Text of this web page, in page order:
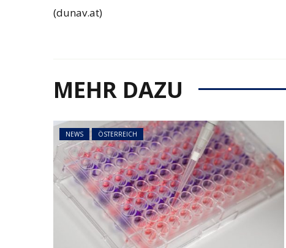
(dunav.at)
MEHR DAZU
NEWS ÖSTERREICH